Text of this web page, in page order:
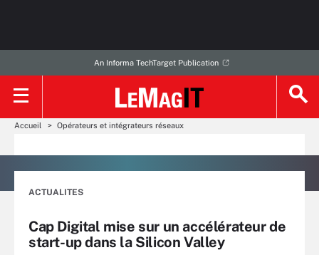
An Informa TechTarget Publication
Accueil Opérateurs et intégrateurs réseaux
ACTUALITES
Cap Digital mise sur un accélérateur de
start-up dans la Silicon Valley